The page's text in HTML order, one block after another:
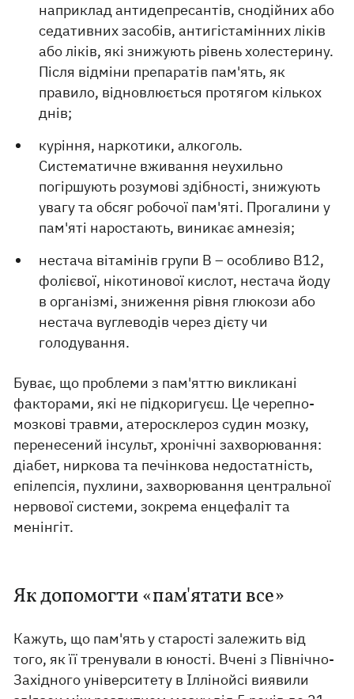
наприклад антидепресантів, снодійних або
седативних засобів, антигістамінних ліків
або ліків, які знижують рівень холестерину.
Після відміни препаратів пам'ять, як
правило, відновлюється протягом кількох
днів;
куріння, наркотики, алкоголь.
Систематичне вживання неухильно
погіршують розумові здібності, знижують
увагу та обсяг робочої пам'яті. Прогалини у
пам'яті наростають, виникає амнезія;
нестача вітамінів групи В – особливо В12,
фолієвої, нікотинової кислот, нестача йоду
в організмі, зниження рівня глюкози або
нестача вуглеводів через дієту чи
голодування.
Буває, що проблеми з пам'яттю викликані
факторами, які не підкоригуєш. Це черепно-
мозкові травми, атеросклероз судин мозку,
перенесений інсульт, хронічні захворювання:
діабет, ниркова та печінкова недостатність,
епілепсія, пухлини, захворювання центральної
нервової системи, зокрема енцефаліт та
менінгіт.
Як допомогти «пам'ятати все»
Кажуть, що пам'ять у старості залежить від
того, як її тренували в юності. Вчені з Північно-
Західного університету в Іллінойсі виявили